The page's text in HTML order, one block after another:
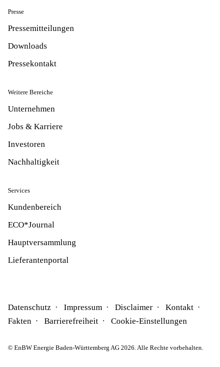
Presse
Pressemitteilungen
Downloads
Pressekontakt
Weitere Bereiche
Unternehmen
Jobs & Karriere
Investoren
Nachhaltigkeit
Services
Kundenbereich
ECO*Journal
Hauptversammlung
Lieferantenportal
Datenschutz Impressum Disclaimer
Kontakt
Fakten
Barrierefreiheit Cookie-Einstellungen
© EnBW Energie Baden-Württemberg AG 2026. Alle Rechte vorbehalten.